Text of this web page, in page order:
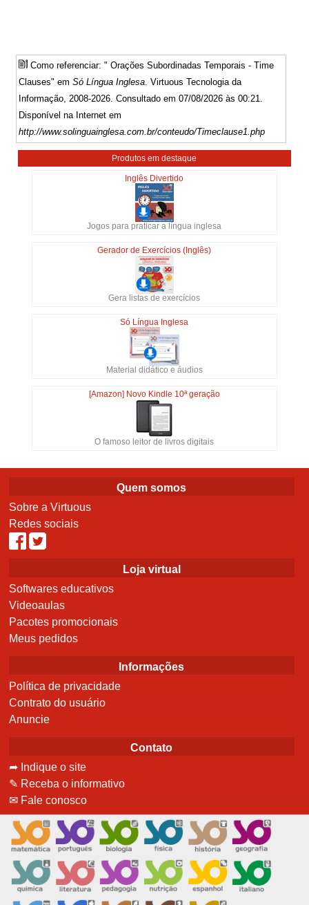
Como referenciar: " Orações Subordinadas Temporais - Time
Clauses" emSó Língua Inglesa . Virtuous Tecnologia da
Informação, 2008-2026. Consultado em 07/08/2026 às 00:21.
Disponível na Internet em
http://www.solinguainglesa.com.br/conteudo/Timeclause1.php
Produtos em destaque
Inglês Divertido
Jogos para praticar a língua inglesa
Gerador de Exercícios (Inglês)
Gera listas de exercícios
Só Língua Inglesa
Material didático e áudios
[Amazon] Novo Kindle 10ª geração
O famoso leitor de livros digitais
Quem somos
Sobre a Virtuous
Redes sociais
Loja virtual
Softwares educativos
Videoaulas
Pacotes promocionais
Meus pedidos
Informações
Política de privacidade
Contrato do usuário
Anuncie
Contato
➦ Indique o site
✎ Receba o informativo
✉ Fale conosco